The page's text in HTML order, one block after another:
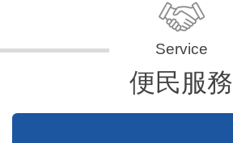
便民服務